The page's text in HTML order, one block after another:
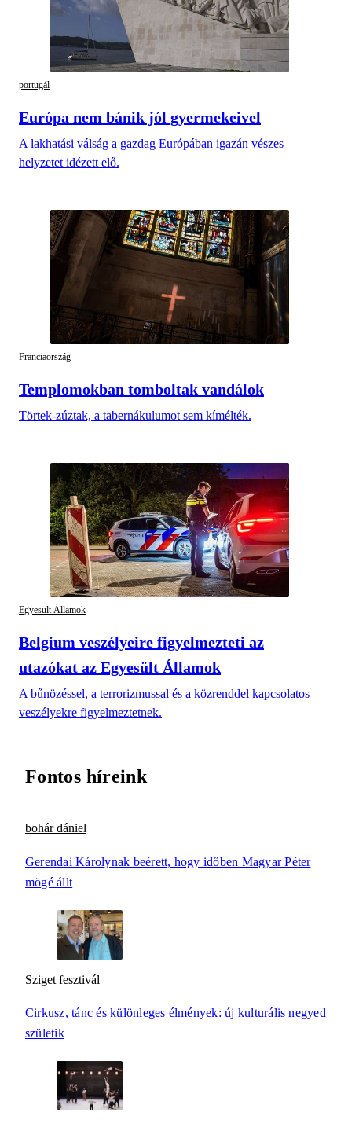
portugál
Európa nem bánik jól gyermekeivel
A lakhatási válság a gazdag Európában igazán vészes
helyzetet idézett elő.
Franciaország
Templomokban tomboltak vandálok
Törtek-zúztak, a tabernákulumot sem kímélték.
Egyesült Államok
Belgium veszélyeire figyelmezteti az
utazókat az Egyesült Államok
A bűnözéssel, a terrorizmussal és a közrenddel kapcsolatos
veszélyekre figyelmeztetnek.
Fontos híreink
bohár dániel
Gerendai Károlynak beérett, hogy időben Magyar Péter
mögé állt
Sziget fesztivál
Cirkusz, tánc és különleges élmények: új kulturális negyed
születik